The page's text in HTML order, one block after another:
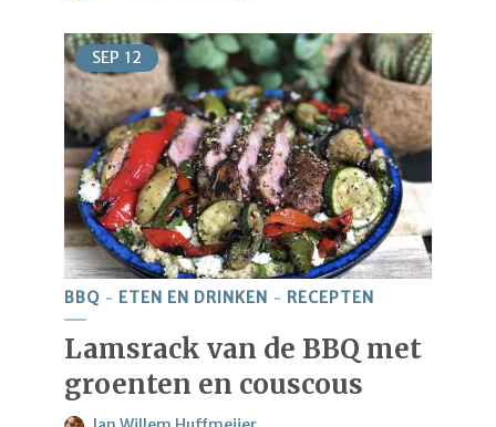
SEP 12
BBQ ETEN EN DRINKEN RECEPTEN
Lamsrack van de BBQ met
groenten en couscous